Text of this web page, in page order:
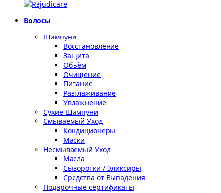
Волосы
Шампуни
Восстановление
Защита
Объём
Очищение
Питание
Разглаживание
Увлажнение
Сухие Шампуни
Смываемый Уход
Кондиционеры
Маски
Несмываемый Уход
Масла
Сыворотки / Эликсиры
Средства от Выпадения
Подарочные сертификаты